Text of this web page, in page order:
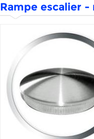
Rampe escalier -